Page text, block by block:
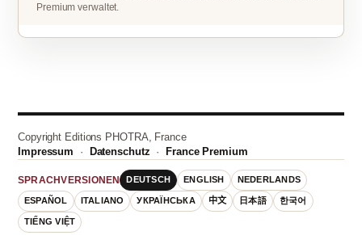
Premium verwaltet.
Copyright Editions PHOTRA, France
Impressum · Datenschutz ·France Premium
SPRACHVERSIONEN DEUTSCH ENGLISH NEDERLANDS
ESPAÑOL ITALIANO УКРАЇНСЬКА 中文 日本語 한국어
TIẾNG VIỆT